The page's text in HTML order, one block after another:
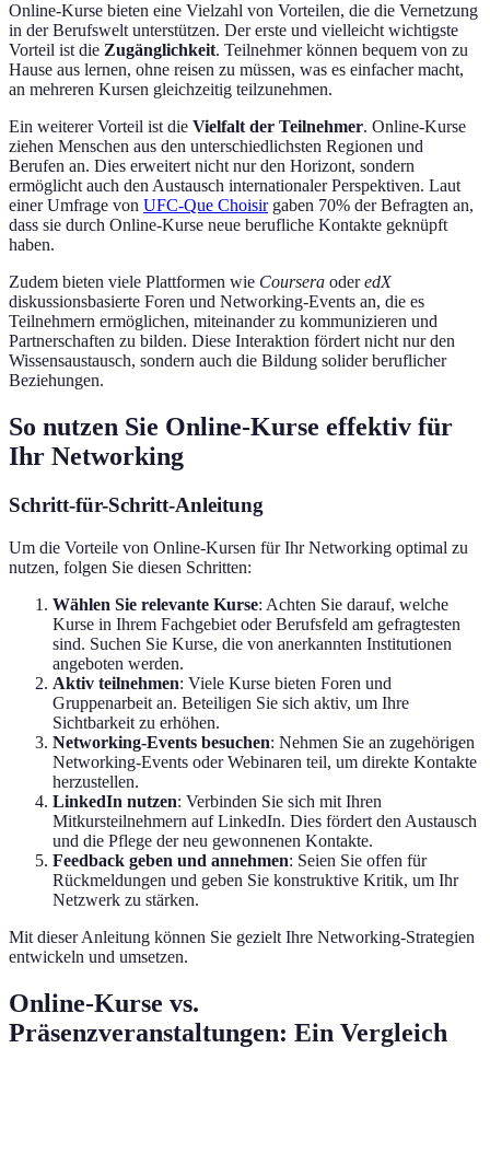
Online-Kurse bieten eine Vielzahl von Vorteilen, die die Vernetzung
in der Berufswelt unterstützen. Der erste und vielleicht wichtigste
Vorteil ist die Zugänglichkeit. Teilnehmer können bequem von zu
Hause aus lernen, ohne reisen zu müssen, was es einfacher macht,
an mehreren Kursen gleichzeitig teilzunehmen.
Ein weiterer Vorteil ist die Vielfalt der Teilnehmer. Online-Kurse
ziehen Menschen aus den unterschiedlichsten Regionen und
Berufen an. Dies erweitert nicht nur den Horizont, sondern
ermöglicht auch den Austausch internationaler Perspektiven. Laut
einer Umfrage von UFC-Que Choisirgaben 70% der Befragten an,
dass sie durch Online-Kurse neue berufliche Kontakte geknüpft
haben.
Zudem bieten viele Plattformen wie Coursera oderedX
diskussionsbasierte Foren und Networking-Events an, die es
Teilnehmern ermöglichen, miteinander zu kommunizieren und
Partnerschaften zu bilden. Diese Interaktion fördert nicht nur den
Wissensaustausch, sondern auch die Bildung solider beruflicher
Beziehungen.
So nutzen Sie Online-Kurse effektiv für
Ihr Networking
Schritt-für-Schritt-Anleitung
Um die Vorteile von Online-Kursen für Ihr Networking optimal zu
nutzen, folgen Sie diesen Schritten:
Wählen Sie relevante Kurse: Achten Sie darauf, welche
Kurse in Ihrem Fachgebiet oder Berufsfeld am gefragtesten
sind. Suchen Sie Kurse, die von anerkannten Institutionen
angeboten werden.
Aktiv teilnehmen: Viele Kurse bieten Foren und
Gruppenarbeit an. Beteiligen Sie sich aktiv, um Ihre
Sichtbarkeit zu erhöhen.
Networking-Events besuchen: Nehmen Sie an zugehörigen
Networking-Events oder Webinaren teil, um direkte Kontakte
herzustellen.
LinkedIn nutzen: Verbinden Sie sich mit Ihren
Mitkursteilnehmern auf LinkedIn. Dies fördert den Austausch
und die Pflege der neu gewonnenen Kontakte.
Feedback geben und annehmen: Seien Sie offen für
Rückmeldungen und geben Sie konstruktive Kritik, um Ihr
Netzwerk zu stärken.
Mit dieser Anleitung können Sie gezielt Ihre Networking-Strategien
entwickeln und umsetzen.
Online-Kurse vs.
Präsenzveranstaltungen: Ein Vergleich